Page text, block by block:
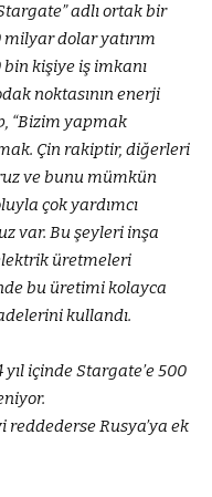
adlı ortak bir
dolar yatırım
bin kişiye iş imkanı
noktasının enerji
“Bizim yapmak
Çin rakiptir, diğerleri
ve bunu mümkün
çok yardımcı
var. Bu şeyleri inşa
üretmeleri
bu üretimi kolayca
kullandı.
içinde Stargate’e 500
reddederse Rusya’ya ek